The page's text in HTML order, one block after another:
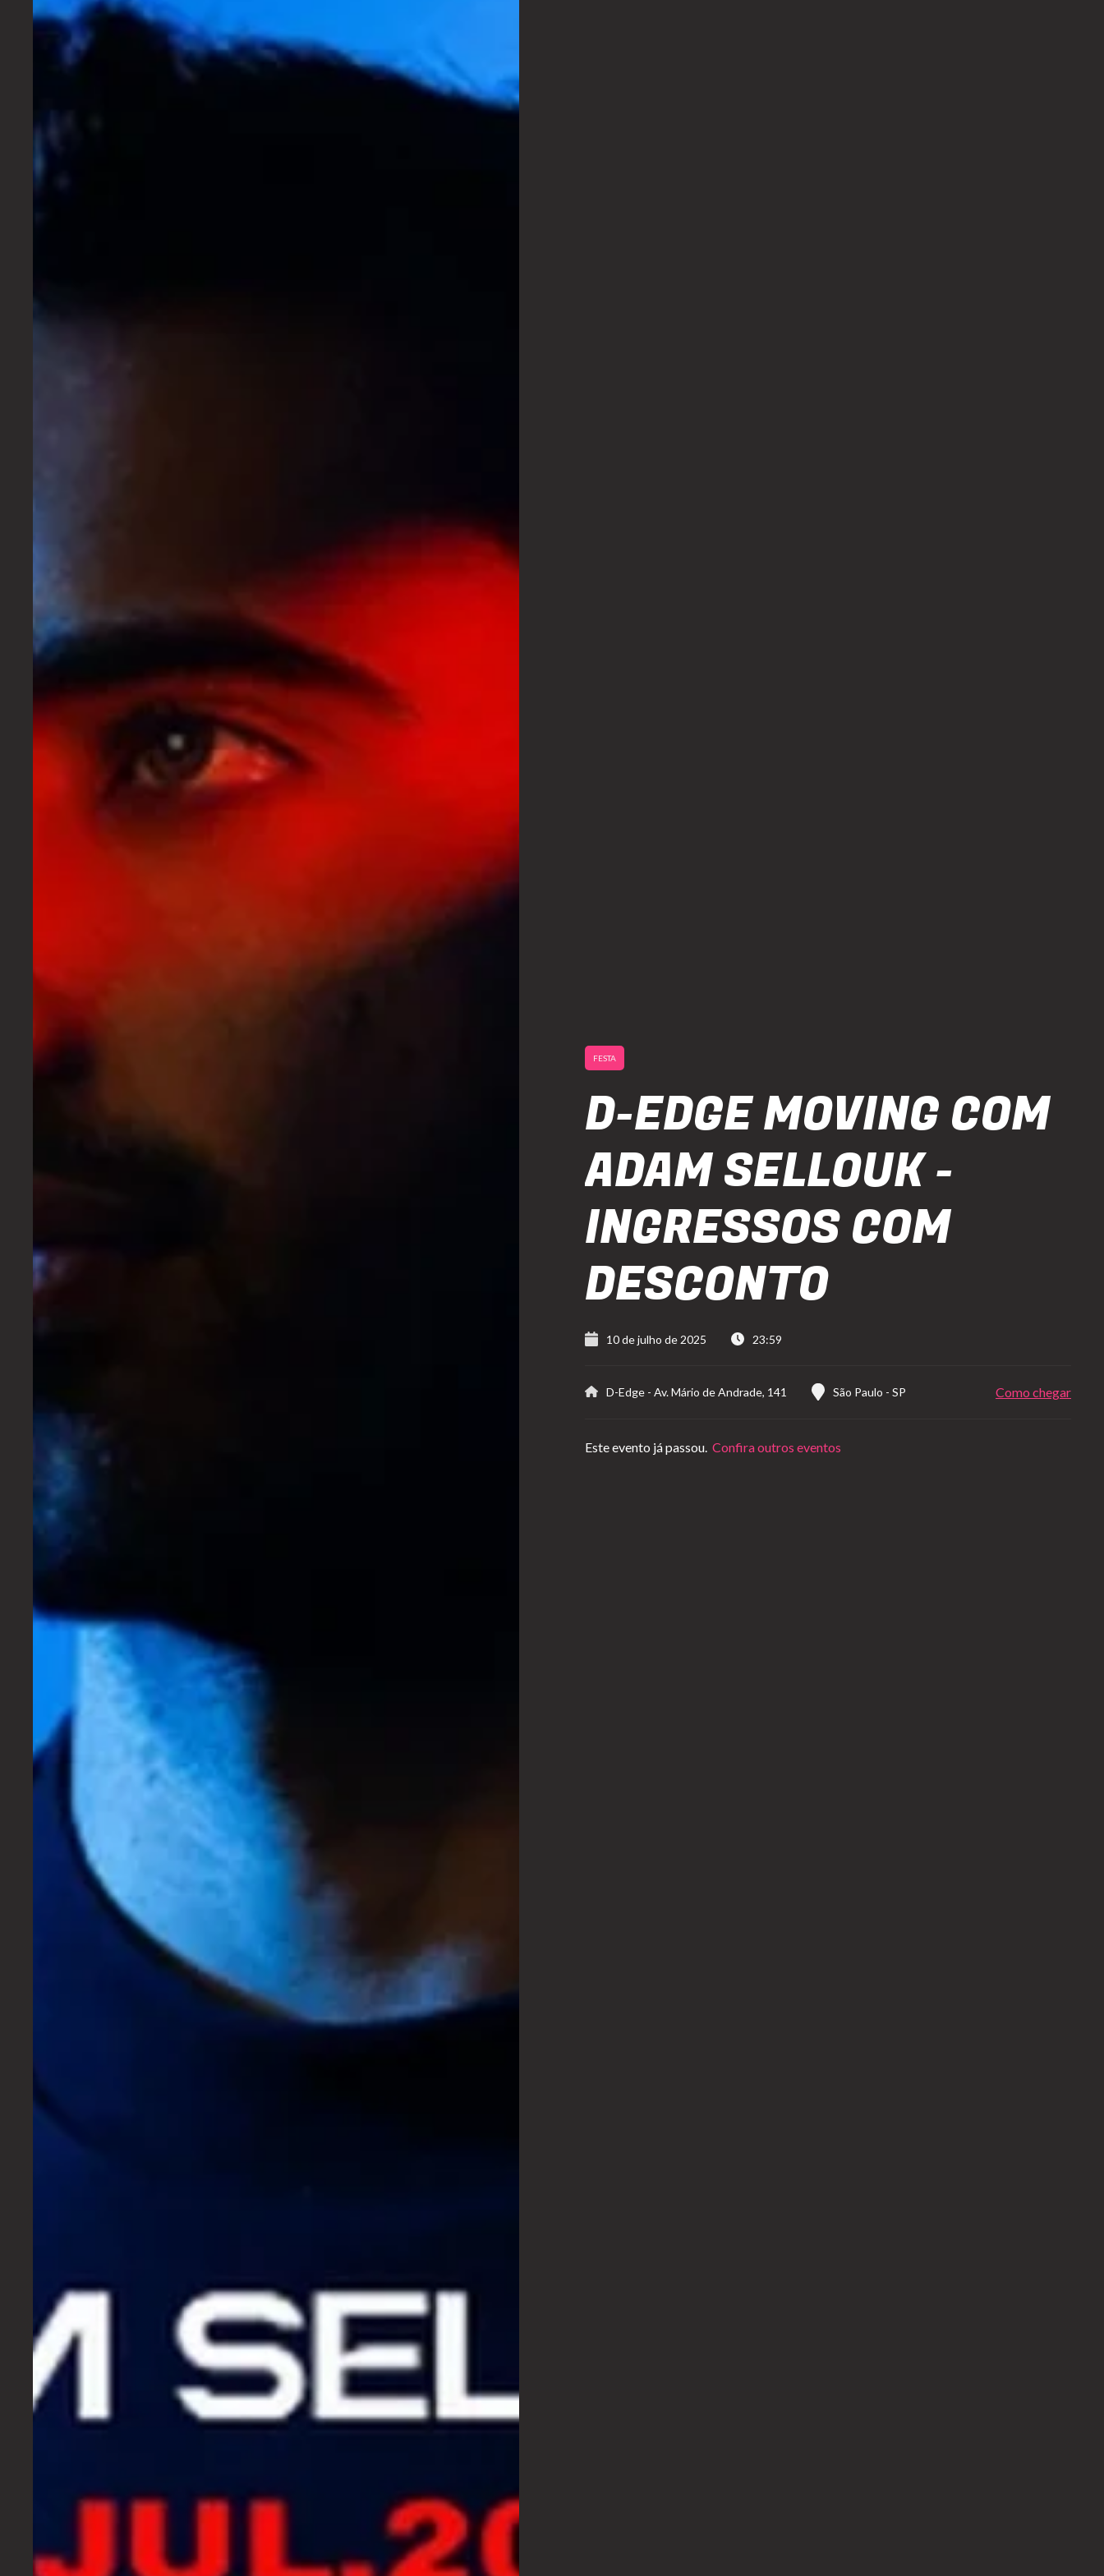
FESTA
D-EDGE MOVING COM
ADAM SELLOUK -
INGRESSOS COM
DESCONTO
10 de julho de 2025 23:59
D-Edge - Av. Mário de Andrade, 141 São Paulo - SP Como chegar
Este evento já passou. Confira outros eventos